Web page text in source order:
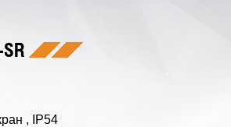
, IP54